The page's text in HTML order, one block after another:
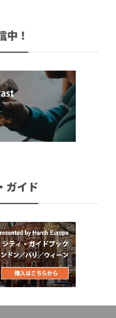
中！
ガイド